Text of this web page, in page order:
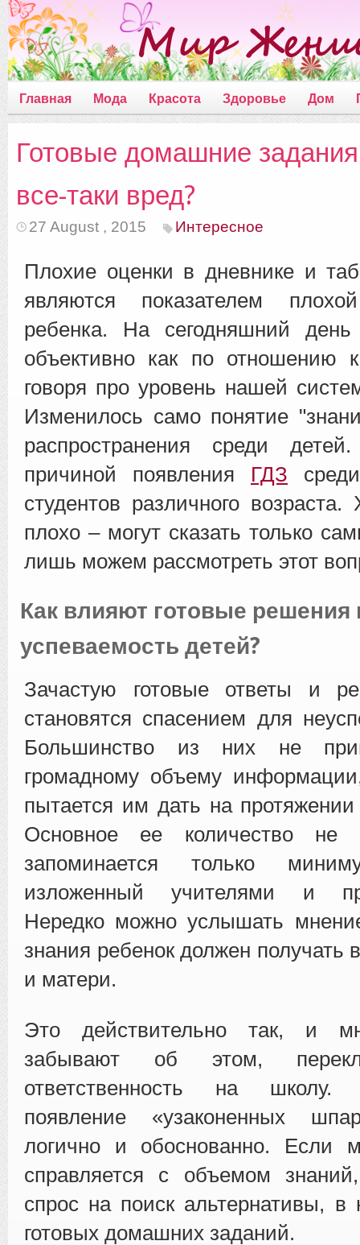
Главная Мода Красота Здоровье Дом
Готовые домашние
все-таки вред?
27 August , 2015 Интересное
Плохие оценки в дневнике и
являются показателем
ребенка. На сегодняшний
объективно как по отношению
говоря про уровень нашей
Изменилось само понятие
распространения среди
причиной появления ГДЗ
студентов различного
плохо – могут сказать только
лишь можем рассмотреть этот
Как влияют готовые решения
успеваемость детей?
Зачастую готовые ответы и
становятся спасением для
Большинство из них не
громадному объему
пытается им дать на протяжении
Основное ее количество не
запоминается только
изложенный учителями и
Нередко можно услышать
знания ребенок должен получать
и матери.
Это действительно так, и
забывают об этом,
ответственность на школу.
появление «узаконенных
логично и обоснованно. Если
справляется с объемом
спрос на поиск альтернативы,
готовых домашних заданий.